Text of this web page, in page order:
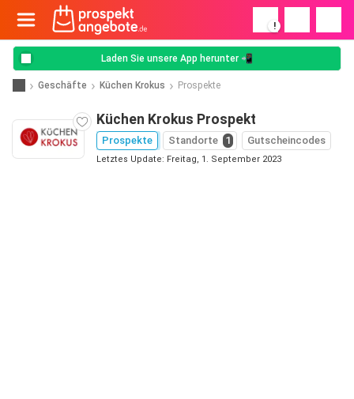
!
Laden Sie unsere App herunter 📲
Geschäfte Küchen Krokus Prospekte
Küchen Krokus Prospekt
Prospekte Standorte 1 Gutscheincodes
Letztes Update: Freitag, 1. September 2023